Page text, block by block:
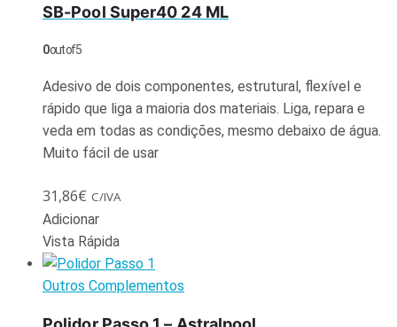
SB-Pool Super40 24 ML
0out of 5
Adesivo de dois componentes, estrutural, flexível e
rápido que liga a maioria dos materiais. Liga, repara e
veda em todas as condições, mesmo debaixo de água.
Muito fácil de usar
31,86€ C/IVA
Adicionar
Vista Rápida
Outros Complementos